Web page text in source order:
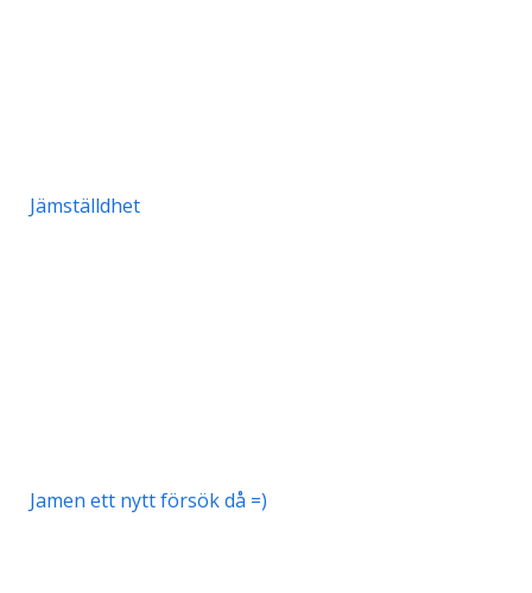
Jämställdhet
Jamen ett nytt försök då =)